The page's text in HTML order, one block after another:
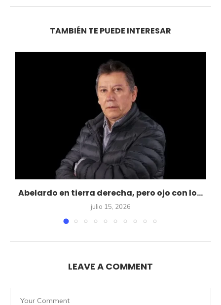
TAMBIÉN TE PUEDE INTERESAR
Abelardo en tierra derecha, pero ojo con lo...
julio 15, 2026
LEAVE A COMMENT